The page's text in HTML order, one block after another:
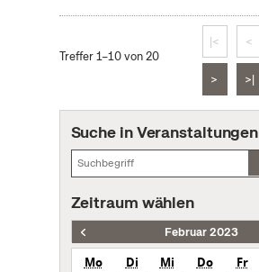
Treffer 1–10 von 20
|< <
> >|
Suche in Veranstaltungen
Zeitraum wählen
Februar 2023
Mo Di Mi Do Fr